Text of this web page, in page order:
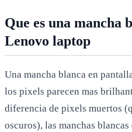
Que es una mancha
Lenovo laptop
Una mancha blanca en
los pixels parecen mas
diferencia de pixels muertos
oscuros), las manchas